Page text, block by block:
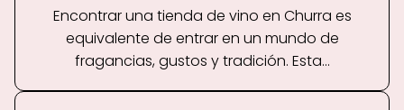
Encontrar una tienda de vino en Churra es
equivalente de entrar en un mundo de
fragancias, gustos y tradición. Esta...